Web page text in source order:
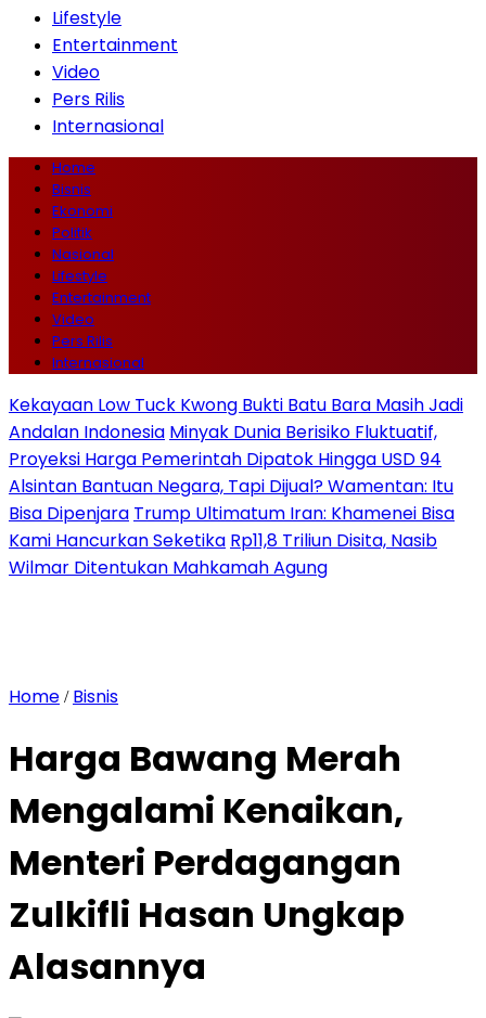
Lifestyle
Entertainment
Video
Pers Rilis
Internasional
Home
Bisnis
Ekonomi
Politik
Nasional
Lifestyle
Entertainment
Video
Pers Rilis
Internasional
Kekayaan Low Tuck Kwong Bukti Batu Bara Masih Jadi
Andalan Indonesia Minyak Dunia Berisiko Fluktuatif,
Proyeksi Harga Pemerintah Dipatok Hingga USD 94
Alsintan Bantuan Negara, Tapi Dijual? Wamentan: Itu
Bisa Dipenjara Trump Ultimatum Iran: Khamenei Bisa
Kami Hancurkan Seketika Rp11,8 Triliun Disita, Nasib
Wilmar Ditentukan Mahkamah Agung
Home / Bisnis
Harga Bawang Merah
Mengalami Kenaikan,
Menteri Perdagangan
Zulkifli Hasan Ungkap
Alasannya